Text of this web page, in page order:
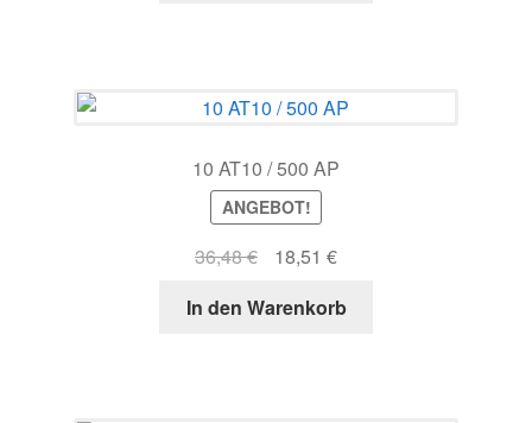
10 AT10 / 500 AP
ANGEBOT!
36,48€
Ursprünglicher
war:
18,51 €Aktueller
ist:
In den Warenkorb